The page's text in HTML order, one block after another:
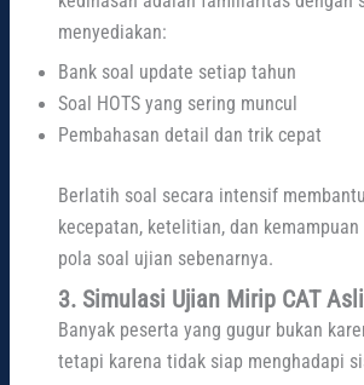
menyediakan:
Bank soal update setiap tahun
Soal HOTS yang sering muncul
Pembahasan detail dan trik cepat
Berlatih soal secara intensif
kecepatan, ketelitian, dan
pola soal ujian sebenarnya.
3. Simulasi Ujian Mirip CAT Asli
Banyak peserta yang gugur bukan
tetapi karena tidak siap menghadapi